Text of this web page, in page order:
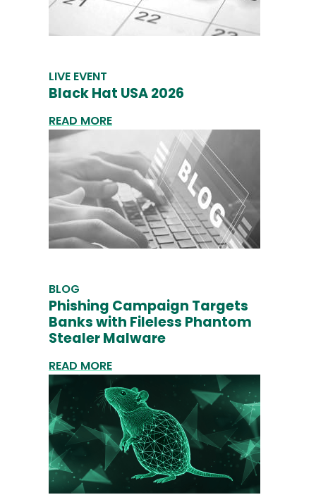
LIVE EVENT
Black Hat USA 2026
READ MORE
BLOG
Phishing Campaign Targets
Banks with Fileless Phantom
Stealer Malware
READ MORE